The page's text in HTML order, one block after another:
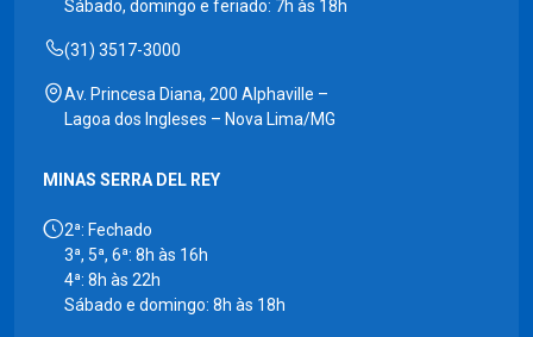
Sábado, domingo e feriado: 7h às 18h
(31) 3517-3000
Av. Princesa Diana, 200 Alphaville –
Lagoa dos Ingleses – Nova Lima/MG
MINAS SERRA DEL REY
2ª: Fechado
3ª, 5ª, 6ª: 8h às 16h
4ª: 8h às 22h
Sábado e domingo: 8h às 18h